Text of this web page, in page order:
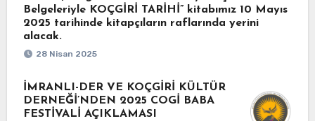
Belgeleriyle KOÇGİRİ TARİHİ” kitabımız 10 Mayıs
2025 tarihinde kitapçıların raflarında yerini
alacak.
28 Nisan 2025
İMRANLI-DER VE KOÇGİRİ KÜLTÜR
DERNEĞİ’NDEN 2025 COGİ BABA
FESTİVALİ AÇIKLAMASI